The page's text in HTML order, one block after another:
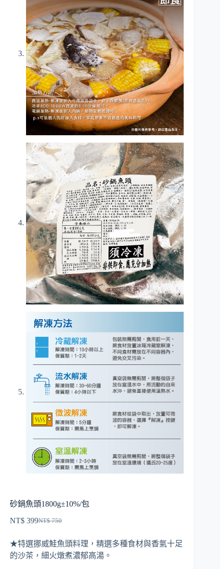
砂鍋魚頭1800g±10%/包
NT$750
始
價
NT$ 399
前
價
★特選挪威鮭魚頭料理，精選多種食材與香氣十足
的沙茶，細火燉煮濃郁高湯。